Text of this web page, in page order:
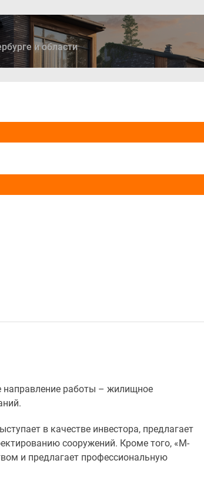
и области
направление работы – жилищное
в качестве инвестора, предлагает
сооружений. Кроме того, «М-
и предлагает профессиональную